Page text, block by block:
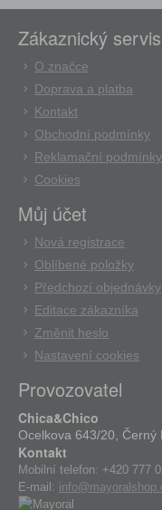
Zákaznický servis
O značce
Doprava a platba
Kontakt
Obchodní podmínky
Reklamační podmínky
Cookies
Můj účet
Nová registrace
Oblíbené položky
Předchozí objednávky
Editace zákazníka
Změnit heslo
Nastavení cookies
Provozovatel
Chica&Chico
Ocelkova 643/20, Černý
Kontakt
Mobilní telefon: +420 777
E-mail: